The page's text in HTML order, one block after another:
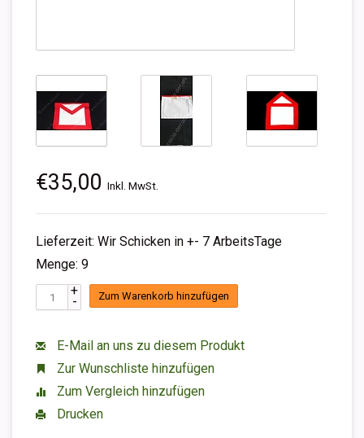
€35,00 Inkl. MwSt.
Lieferzeit: Wir Schicken in +- 7 ArbeitsTage
Menge: 9
+
- Zum Warenkorb hinzufügen
E-Mail an uns zu diesem Produkt
Zur Wunschliste hinzufügen
Zum Vergleich hinzufügen
Drucken